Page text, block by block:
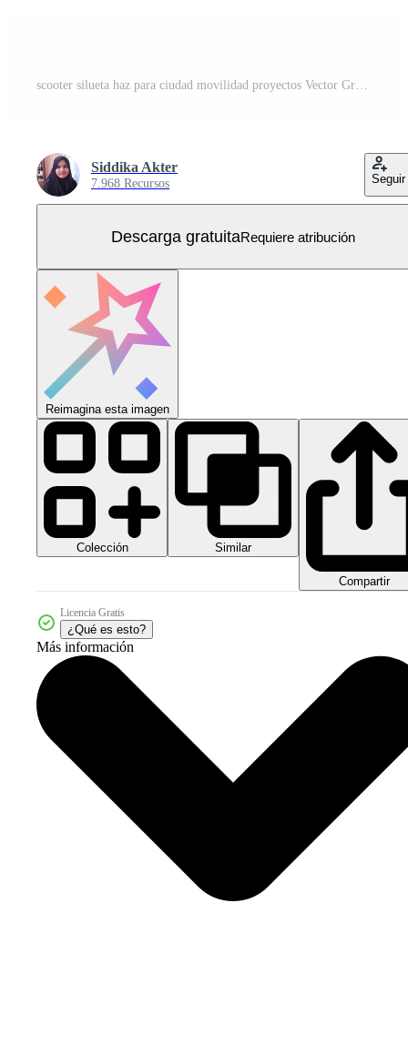
scooter silueta haz para ciudad movilidad proyectos Vector Gratis
Siddika Akter
7.968 Recursos Seguir
Descarga gratuitaRequiere atribución
Reimagina esta imagen
Colección Similar
Compartir
Licencia Gratis
¿Qué es esto?
Más información